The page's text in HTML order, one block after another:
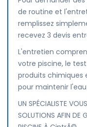
de routine et
remplissez
recevez 3 devis
L'entretien
votre piscine, le
produits chimiques
pour maintenir
UN SPÉCIALISTE
SOLUTIONS AFIN DE